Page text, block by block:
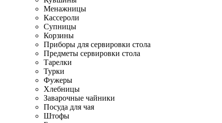
Менажницы
Кассероли
Супницы
Корзины
Приборы для сервировки стола
Предметы сервировки стола
Тарелки
Турки
Фужеры
Хлебницы
Заварочные чайники
Посуда для чая
Штофы